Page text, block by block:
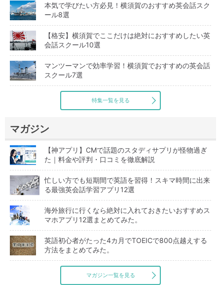
本気で学びたい方必見！横須賀のおすすめ英会話スク
ール8選
【格安】横須賀でここだけは絶対におすすめしたい英
会話スクール10選
マンツーマンで効率学習！横須賀でおすすめの英会話
スクール7選
特集一覧を見る
マガジン
【神アプリ】CMで話題のスタディサプリが怪物過ぎ
た｜料金や評判・口コミを徹底解説
忙しい方でも短期間で英語を習得！スキマ時間に出来
る最強英会話学習アプリ12選
海外旅行に行くなら絶対に入れておきたいおすすめス
マホアプリ12選まとめてみた。
英語初心者がたった4カ月でTOEICで800点越えする
方法をまとめてみた。
マガジン一覧を見る